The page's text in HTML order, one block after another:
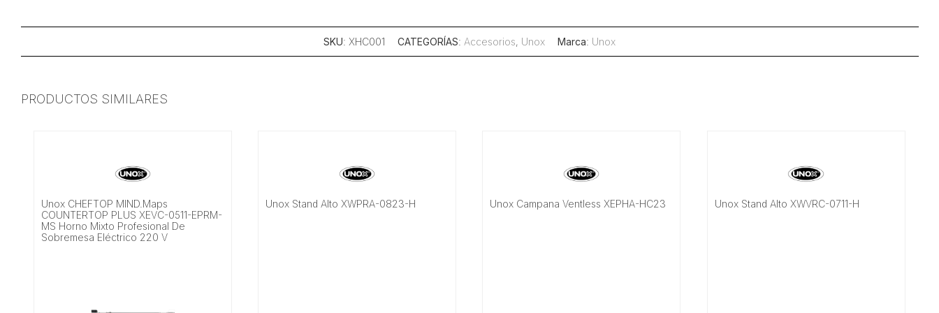
SKU: XHC001 CATEGORÍAS: Accesorios, Unox Marca: Unox
PRODUCTOS SIMILARES
Unox CHEFTOP MIND.Maps
COUNTERTOP PLUS XEVC-0511-EPRM-
MS Horno Mixto Profesional De
Sobremesa Eléctrico 220 V
Unox Stand Alto XWPRA-0823-H Unox Campana Ventless XEPHA-HC23 Unox Stand Alto XWVRC-0711-H